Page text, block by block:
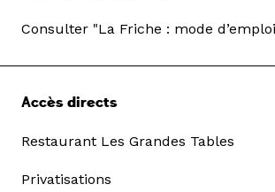
Consulter "La Friche : mode
Accès directs
Restaurant Les Grandes Tables
Privatisations